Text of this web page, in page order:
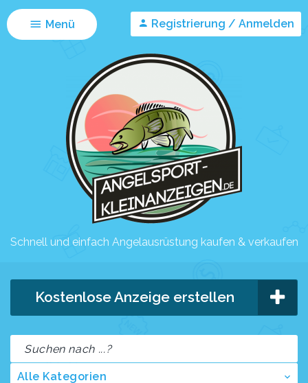
Menü Registrierung / Anmelden
Schnell und einfach Angelausrüstung kaufen & verkaufen
Kostenlose Anzeige erstellen
Alle Kategorien